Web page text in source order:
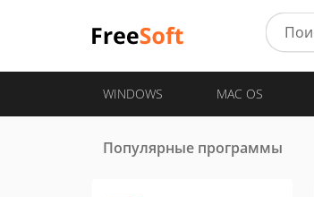
WINDOWS MAC OS
Популярные программы